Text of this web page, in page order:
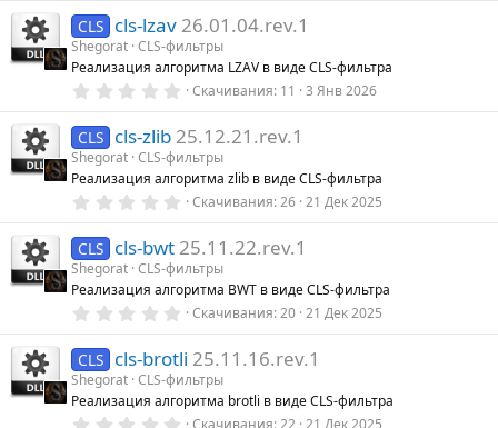
к
о
н
к
р
е
су
р
0
з
в
ё
з
CLS cls-lzav 26.01.04.rev.1
Shegorat CLS-фильтры
Реализация алгоритма LZAV в виде CLS-фильтра
0
0
з
в
ё
з
Скачивания 11 3 Янв 2026
CLS cls-zlib 25.12.21.rev.1
Shegorat CLS-фильтры
Реализация алгоритма zlib в виде CLS-фильтра
0
0
з
в
ё
з
Скачивания 26 21 Дек 2025
CLS cls-bwt 25.11.22.rev.1
Shegorat CLS-фильтры
Реализация алгоритма BWT в виде CLS-фильтра
0
0
з
в
ё
з
Скачивания 20 21 Дек 2025
CLS cls-brotli 25.11.16.rev.1
Shegorat CLS-фильтры
Реализация алгоритма brotli в виде CLS-фильтра
0